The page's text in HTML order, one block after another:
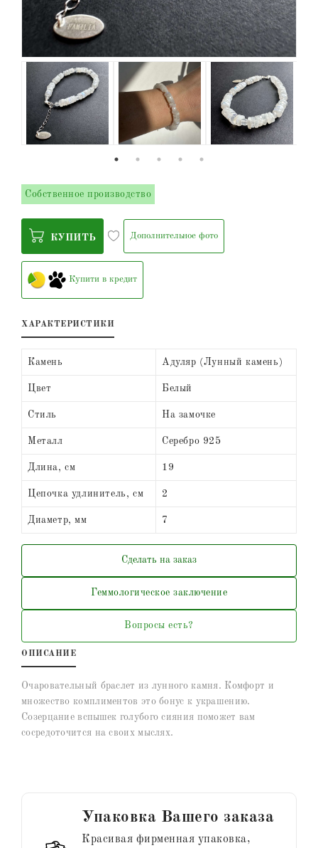
Собственное производство
КУПИТЬ Дополнительное фото
Купити в кредит
ХАРАКТЕРИСТИКИ
Камень Адуляр (Лунный камень)
Цвет Белый
Стиль На замочке
Металл Серебро 925
Длина, см 19
Цепочка удлинитель, см 2
Диаметр, мм 7
Сделать на заказ
Геммологическое заключение
Вопросы есть?
ОПИСАНИЕ
Очаровательный браслет из лунного камня. Комфорт и
множество комплиментов это бонус к украшению.
Созерцание вспышек голубого сияния поможет вам
сосредоточится на своих мыслях.
Упаковка Вашего заказа
Красивая фирменная упаковка,